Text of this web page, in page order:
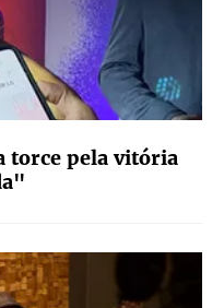
torce pela vitória